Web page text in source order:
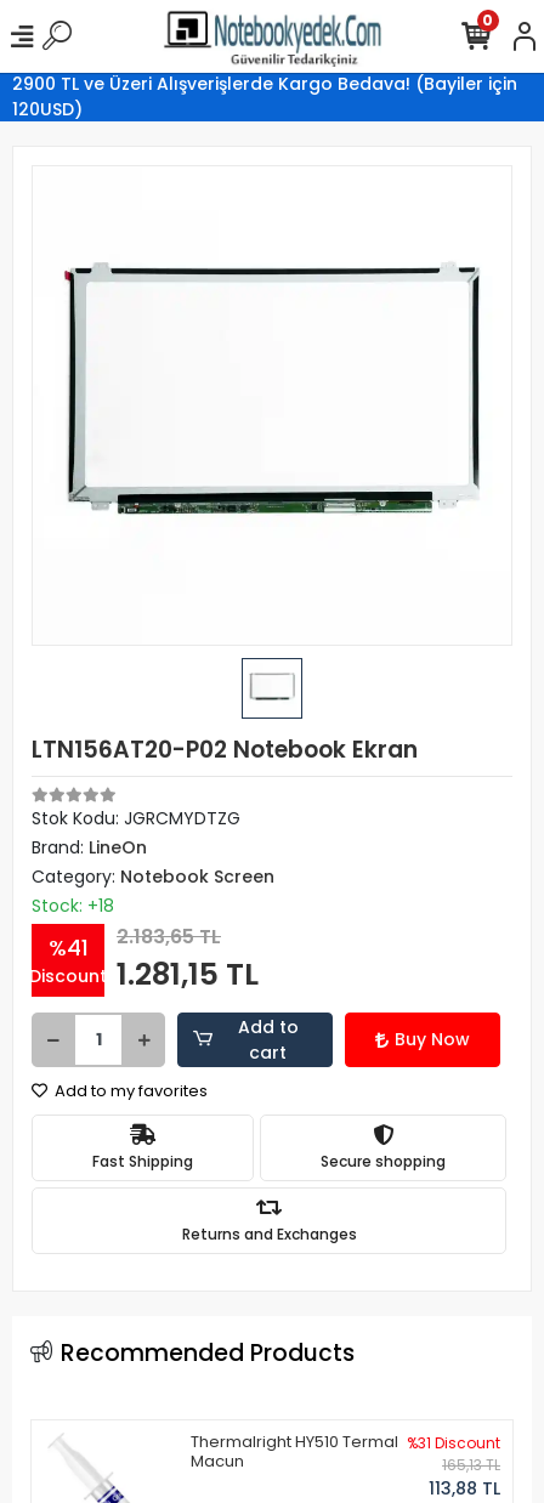
2900 TL ve Üzeri Alışverişlerde Kargo Bedava! (Bayiler için
120USD)
0
LTN156AT20-P02 Notebook Ekran
Stok Kodu: JGRCMYDTZG
Brand: LineOn
Category: Notebook Screen
Stock: +18
%41
Discount
2.183,65 TL
1.281,15 TL
Add to
cart
Buy Now
Add to my favorites
Fast Shipping Secure shopping
Returns and Exchanges
Recommended Products
Thermalright HY510 Termal
Macun
%31 Discount
165,13 TL
113,88 TL